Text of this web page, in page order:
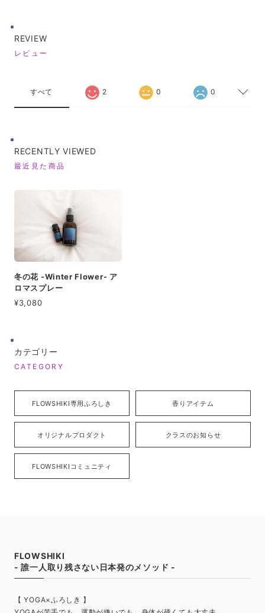
REVIEW
レビュー
すべて 2 0 0
RECENTLY VIEWED
最近見た商品
冬の花 -Winter Flower- ア
ロマスプレー
¥3,080
カテゴリー
CATEGORY
FLOWSHIKI専用ふろしき 香りアイテム
オリジナルプロダクト クラスのお知らせ
FLOWSHIKIコミュニティ
FLOWSHIKI
- 誰一人取り残さない日本発のメソッド -
【 YOGA×ふろしき 】